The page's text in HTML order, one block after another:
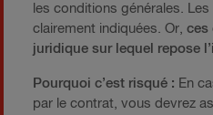
les conditions générales.
clairement indiquées. Or, ces
juridique sur lequel repose
Pourquoi c’est risqué : En
par le contrat, vous devrez